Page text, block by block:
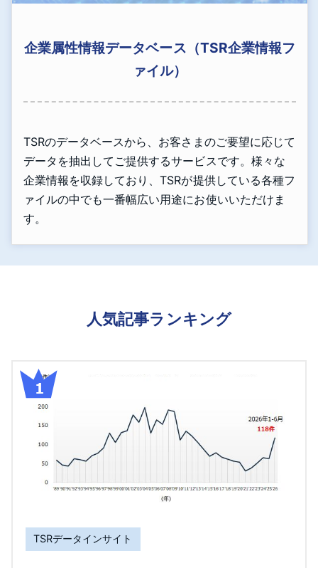
企業属性情報データベース（TSR企業情報フ
ァイル）
TSRのデータベースから、お客さまのご要望に応じて
データを抽出してご提供するサービスです。様々な
企業情報を収録しており、TSRが提供している各種フ
ァイルの中でも一番幅広い用途にお使いいただけま
す。
人気記事ランキング
TSRデータインサイト